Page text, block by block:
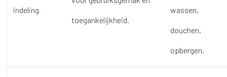
indeling
toegankelijkheid.
wassen,
douchen,
opbergen.